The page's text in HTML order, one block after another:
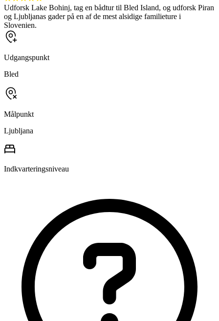
Udforsk Lake Bohinj, tag en bådtur til Bled Island, og udforsk Piran
og Ljubljanas gader på en af de mest alsidige familieture i
Slovenien.
Udgangspunkt
Bled
Målpunkt
Ljubljana
Indkvarteringsniveau